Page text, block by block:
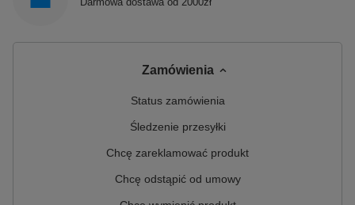
Zamówienia
Status zamówienia
Śledzenie przesyłki
Chcę zareklamować produkt
Chcę odstąpić od umowy